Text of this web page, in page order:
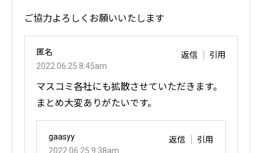
ご協力よろしくお願いいたします
匿名
2022.06.25 8:45am
返信 引用
マスコミ各社にも拡散させていただきます。
まとめ大変ありがたいです。
gaasyy
2022.06.25 9:38am
返信 引用